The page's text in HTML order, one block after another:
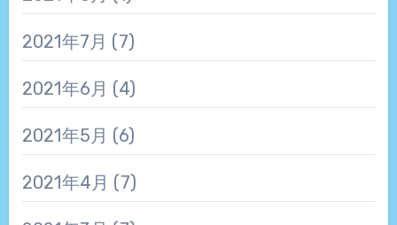
2021年7月 (7)
2021年6月 (4)
2021年5月 (6)
2021年4月 (7)